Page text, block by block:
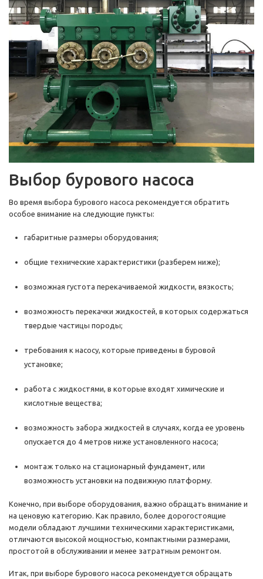
Выбор бурового насоса
Во время выбора бурового насоса рекомендуется обратить
особое внимание на следующие пункты:
габаритные размеры оборудования;
общие технические характеристики (разберем ниже);
возможная густота перекачиваемой жидкости, вязкость;
возможность перекачки жидкостей, в которых содержаться
твердые частицы породы;
требования к насосу, которые приведены в буровой
установке;
работа с жидкостями, в которые входят химические и
кислотные вещества;
возможность забора жидкостей в случаях, когда ее уровень
опускается до 4 метров ниже установленного насоса;
монтаж только на стационарный фундамент, или
возможность установки на подвижную платформу.
Конечно, при выборе оборудования, важно обращать внимание и
на ценовую категорию. Как правило, более дорогостоящие
модели обладают лучшими техническими характеристиками,
отличаются высокой мощностью, компактными размерами,
простотой в обслуживании и менее затратным ремонтом.
Итак, при выборе бурового насоса рекомендуется обращать